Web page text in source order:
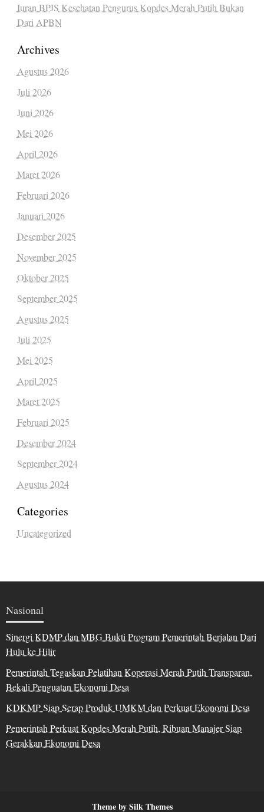
Iuran BPJS Kesehatan Pengurus Kopdes Merah Putih Bukan
Dari APBN
Archives
Agustus 2026
Juli 2026
Juni 2026
Mei 2026
April 2026
Maret 2026
Februari 2026
Januari 2026
Desember 2025
November 2025
Oktober 2025
September 2025
Agustus 2025
Juli 2025
Mei 2025
April 2025
Maret 2025
Februari 2025
Desember 2024
September 2024
Agustus 2024
Categories
Uncategorized
Nasional
Sinergi KDMP dan MBG Bukti Program Pemerintah Berjalan Dari
Hulu ke Hilir
Pemerintah Tegaskan Pelatihan Koperasi Merah Putih Transparan,
Bekali Penguatan Ekonomi Desa
KDKMP Siap Serap Produk UMKM dan Perkuat Ekonomi Desa
Pemerintah Perkuat Kopdes Merah Putih, Ribuan Manajer Siap
Gerakkan Ekonomi Desa
Theme by Silk Themes